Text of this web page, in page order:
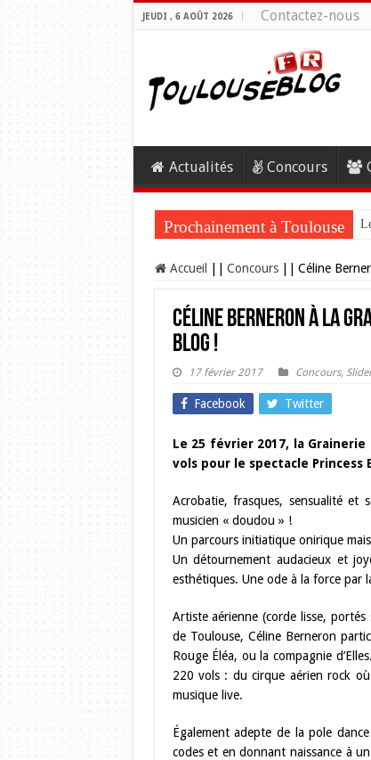
JEUDI , 6 AOÛT 2026 Contactez-nous
Actualités Concours
Prochainement à Toulouse
Accueil Concours Céline
Céline Berneron à la
Blog !
17 février 2017 Concours,
Facebook Twitter
Le 25 février 2017, la
vols pour le spectacle Princess
Acrobatie, frasques, sensualité
musicien « doudou » !
Un parcours initiatique onirique
Un détournement audacieux et
esthétiques. Une ode à la force par
Artiste aérienne (corde lisse,
de Toulouse, Céline Berneron
Rouge Éléa, ou la compagnie
220 vols : du cirque aérien rock
musique live.
Également adepte de la pole
codes et en donnant naissance à